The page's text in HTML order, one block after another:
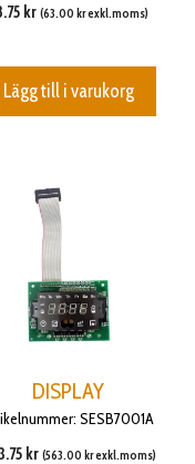
kr (63.00 krexkl.moms)
Lägg till i varukorg
DISPLAY
SESB7001A
kr (563.00 krexkl.moms)